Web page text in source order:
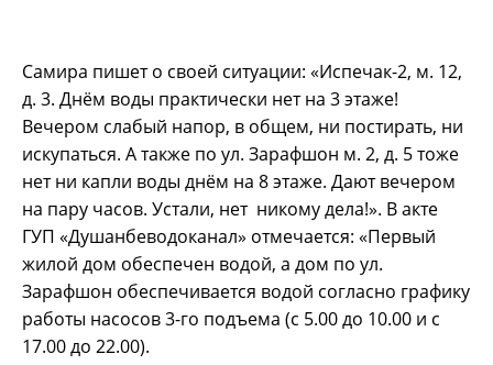
Самира пишет о своей ситуации: «Испечак-2, м. 12,
д. 3. Днём воды практически нет на 3 этаже!
Вечером слабый напор, в общем, ни постирать, ни
искупаться. А также по ул. Зарафшон м. 2, д. 5 тоже
нет ни капли воды днём на 8 этаже. Дают вечером
на пару часов. Устали, нет никому дела!». В акте
ГУП «Душанбеводоканал» отмечается: «Первый
жилой дом обеспечен водой, а дом по ул.
Зарафшон обеспечивается водой согласно графику
работы насосов 3-го подъема (с 5.00 до 10.00 и с
17.00 до 22.00).